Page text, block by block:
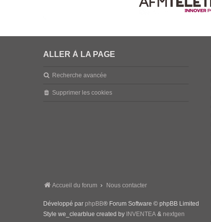
ALLER À LA PAGE
Recherche avancée
Supprimer les cookies
Accueil du forum Nous contacter
Développé par phpBB® Forum Software © phpBB Limited
Style we_clearblue created by INVENTEA & nextgen